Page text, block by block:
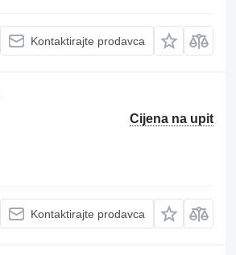
Kontaktirajte prodavca
Cijena na upit
Kontaktirajte prodavca